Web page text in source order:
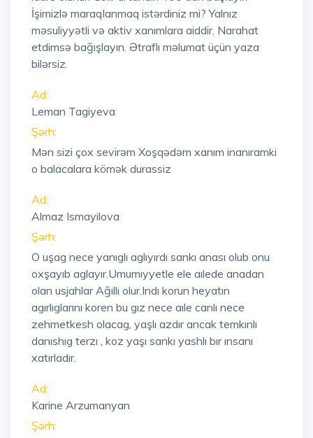
İşimizlə maraqlanmaq istərdiniz mi? Yalnız
məsuliyyətli və aktiv xanımlara aiddir. Narahat
etdimsə bağışlayın. Ətraflı məlumat üçün yaza
bilərsiz.
Ad:
Leman Tagiyeva
Şərh:
Mən sizi çox sevirəm Xoşqədəm xanım inanıramki
o balacalara kömək durassiz
Ad:
Almaz Ismayilova
Şərh:
O uşag nece yanıglı aglıyırdı sankı anası olub onu
oxşayıb aglayır.Umumıyyetle ele aılede anadan
olan usjahlar Ağıllı olur.Indı korun heyatın
agırlıglarını koren bu gız nece aıle canlı nece
zehmetkesh olacag, yaşlı azdır ancak temkınlı
danıshıg terzı , koz yaşı sankı yashlı bır ınsanı
xatırladır.
Ad:
Karine Arzumanyan
Şərh: